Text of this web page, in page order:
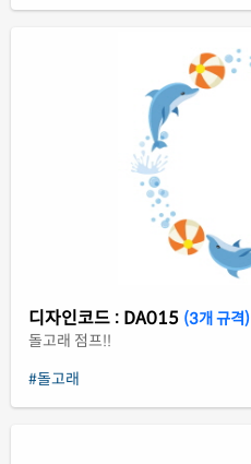
디자인코드 : DA015 (3개 규격)
돌고래 점프!!
#돌고래